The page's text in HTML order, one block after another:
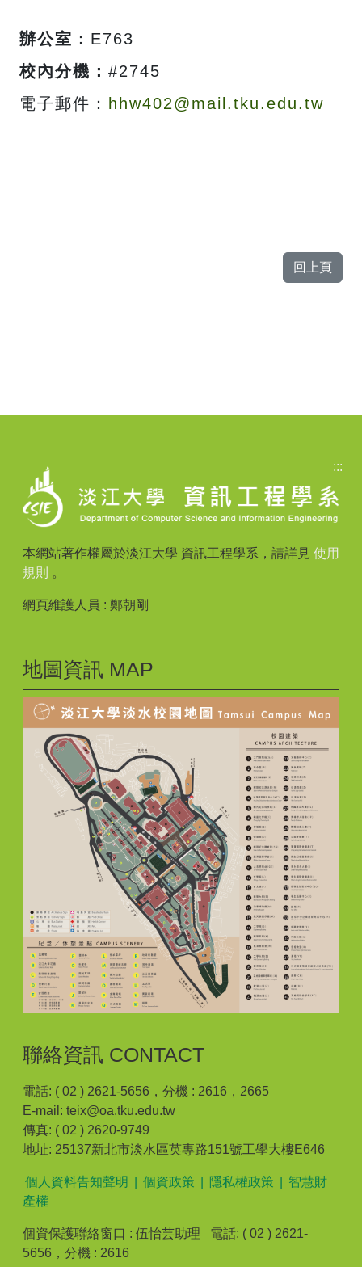
辦公室： E763
校內分機： #2745
電子郵件： hhw402@mail.tku.edu.tw
回上頁
:::
本網站著作權屬於淡江大學 資訊工程學系，請詳見 使用
規則 。
網頁維護人員 : 鄭朝剛
地圖資訊 MAP
聯絡資訊 CONTACT
電話: ( 02 ) 2621-5656，分機 : 2616，2665
E-mail: teix@oa.tku.edu.tw
傳真: ( 02 ) 2620-9749
地址: 25137新北市淡水區英專路151號工學大樓E646
個人資料告知聲明 個資政策 隱私權政策
智慧財
產權
個資保護聯絡窗口 : 伍怡芸助理 電話: ( 02 ) 2621-
5656，分機 : 2616